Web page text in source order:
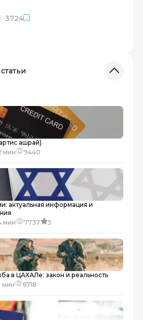
3724
мин 9440
ашрай)
мин 7737 5
актуальная информация и
мин 6718
в ЦАХАЛе: закон и реальность